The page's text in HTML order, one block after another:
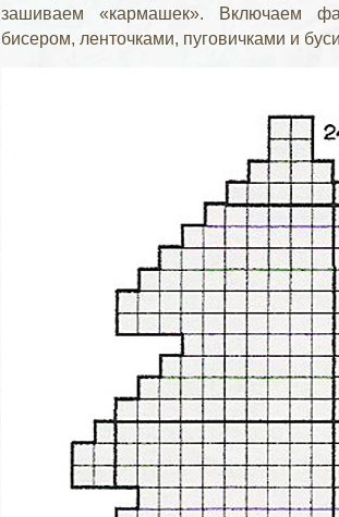
зашиваем «кармашек». Включаем
бисером, ленточками, пуговичками и